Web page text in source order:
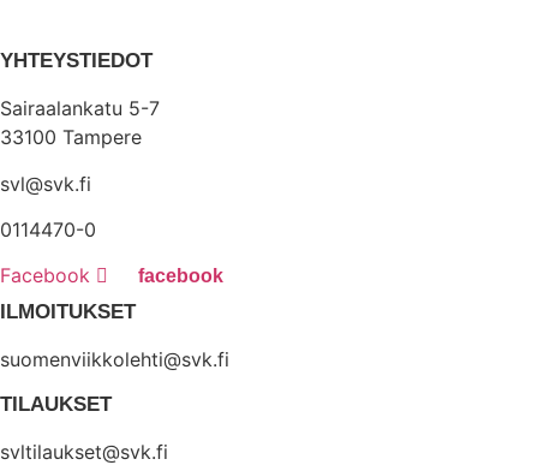
YHTEYSTIEDOT
Sairaalankatu 5-7
33100 Tampere
svl@svk.fi
0114470-0
Facebook
ILMOITUKSET
suomenviikkolehti@svk.fi
TILAUKSET
svltilaukset@svk.fi